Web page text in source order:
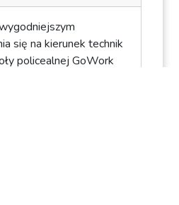
się na kierunek technik
policealnej GoWork